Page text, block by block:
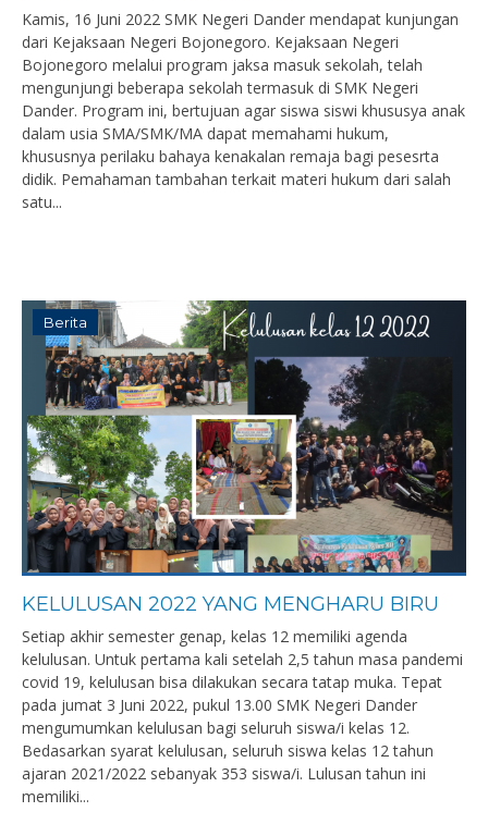
Kamis, 16 Juni 2022 SMK Negeri Dander mendapat kunjungan
dari Kejaksaan Negeri Bojonegoro. Kejaksaan Negeri
Bojonegoro melalui program jaksa masuk sekolah, telah
mengunjungi beberapa sekolah termasuk di SMK Negeri
Dander. Program ini, bertujuan agar siswa siswi khususya anak
dalam usia SMA/SMK/MA dapat memahami hukum,
khususnya perilaku bahaya kenakalan remaja bagi pesesrta
didik. Pemahaman tambahan terkait materi hukum dari salah
satu...
Berita
KELULUSAN 2022 YANG MENGHARU BIRU
Setiap akhir semester genap, kelas 12 memiliki agenda
kelulusan. Untuk pertama kali setelah 2,5 tahun masa pandemi
covid 19, kelulusan bisa dilakukan secara tatap muka. Tepat
pada jumat 3 Juni 2022, pukul 13.00 SMK Negeri Dander
mengumumkan kelulusan bagi seluruh siswa/i kelas 12.
Bedasarkan syarat kelulusan, seluruh siswa kelas 12 tahun
ajaran 2021/2022 sebanyak 353 siswa/i. Lulusan tahun ini
memiliki...